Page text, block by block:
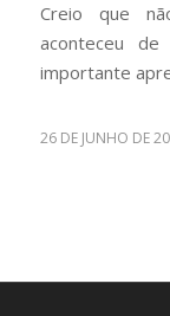
Creio que
aconteceu
importante
26 DE JUNHO DE